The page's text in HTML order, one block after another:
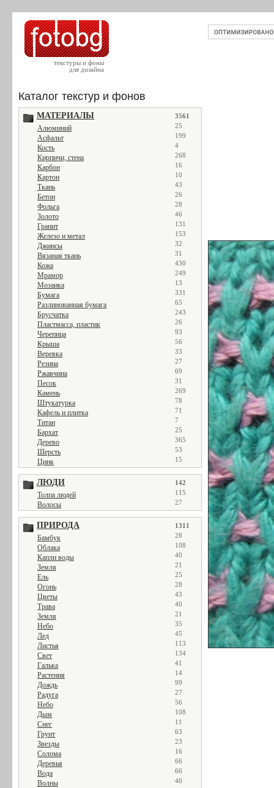
текстуры и фоны
для дизайна
Каталог текстур и фонов
МАТЕРИАЛЫ 3561
Алюминий 25
Асфальт 199
Кость 4
Кирпичи, стена 268
Карбон 16
Картон 10
Ткань 43
Бетон 26
Фольга 28
Золото 46
Гранит 131
Железо и метал 153
Джинсы 32
Вязаная ткань 31
Кожа 430
Мрамор 249
Мозаика 13
Бумага 331
Разлинованная бумага 65
Брусчатка 243
Пластмасса, пластик 26
Черепица 93
Крыша 56
Веревка 33
Резина 27
Ржавчина 69
Песок 31
Камень 269
Штукатурка 78
Кафель и плитка 71
Титан 7
Бархат 25
Дерево 365
Шерсть 53
Цинк 15
ЛЮДИ 142
Толпа людей 115
Волосы 27
ПРИРОДА 1311
Бамбук 28
Облака 108
Капли воды 40
Земля 21
Ель 25
Огонь 28
Цветы 43
Трава 40
Земля 21
Небо 35
Лед 45
Листья 113
Свет 134
Галька 41
Растения 14
Дождь 99
Радуга 27
Небо 56
Дым 108
Снег 11
Грунт 63
Звезды 23
Солома 16
Деревья 66
Вода 66
Волны 40